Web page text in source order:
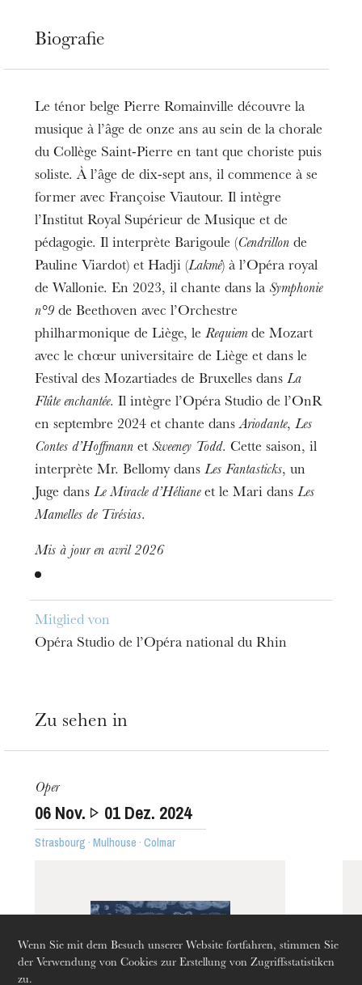
Wenn Sie mit dem Besuch unserer Website fortfahren, stimmen Sie
der Verwendung von Cookies zur Erstellung von Zugriffsstatistiken
zu.
Die OnR mit euch
Biografie
Le ténor belge Pierre Romainville découvre la
musique à l’âge de onze ans au sein de la chorale
du Collège Saint-Pierre en tant que choriste puis
soliste. À l’âge de dix-sept ans, il commence à se
former avec Françoise Viautour. Il intègre
l’Institut Royal Supérieur de Musique et de
pédagogie. Il interprète Barigoule (Cendrillon de
Pauline Viardot) et Hadji (Lakmé) à l’Opéra royal
de Wallonie. En 2023, il chante dans la Symphonie
n°9 de Beethoven avec l’Orchestre
philharmonique de Liège, leRequiemde Mozart
avec le chœur universitaire de Liège et dans le
Festival des Mozartiades de Bruxelles dansLa
Flûte enchantée. Il intègre l’Opéra Studio de l’OnR
en septembre 2024 et chante dansAriodante,Les
Contes d’Hoffmann et Sweeney Todd. Cette saison, il
interprète Mr. Bellomy dansLes Fantasticks, un
Juge dansLe Miracle d’Hélianeet le Mari dansLes
Mamelles de Tirésias.
Mis à jour en avril 2026
Mitglied von
Opéra Studio de l’Opéra national du Rhin
Zu sehen in
Oper
06 Nov. 01 Dez. 2024
Strasbourg · Mulhouse · Colmar